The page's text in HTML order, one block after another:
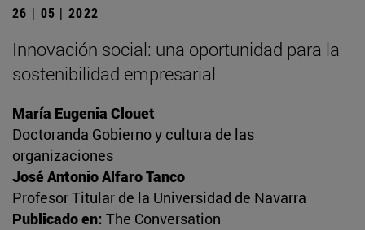
26 | 05 | 2022
Innovación social: una oportunidad para la
sostenibilidad empresarial
María Eugenia Clouet
Doctoranda Gobierno y cultura de las
organizaciones
José Antonio Alfaro Tanco
Profesor Titular de la Universidad de Navarra
Publicado en: The Conversation